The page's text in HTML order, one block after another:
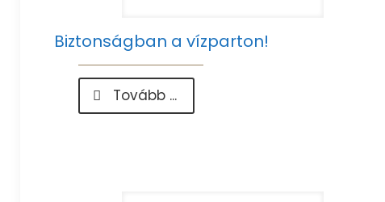
Biztonságban a vízparton!
Tovább ...-
Biztonságban